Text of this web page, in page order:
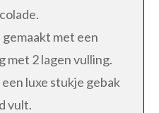
met een
met 2 lagen vulling.
luxe stukje gebak
vult.